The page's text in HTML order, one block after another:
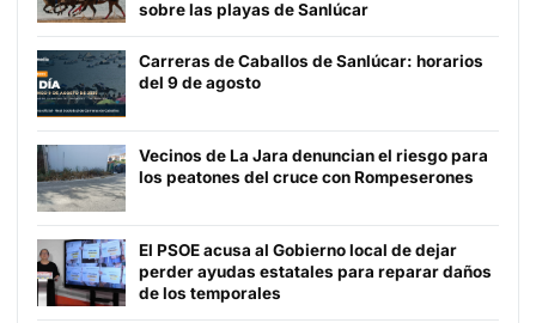
sobre las playas de Sanlúcar
Carreras de Caballos de Sanlúcar: horarios
del 9 de agosto
Vecinos de La Jara denuncian el riesgo para
los peatones del cruce con Rompeserones
El PSOE acusa al Gobierno local de dejar
perder ayudas estatales para reparar daños
de los temporales